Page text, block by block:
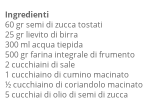
Ingredienti
60 gr semi di zucca tostati
25 gr lievito di birra
300 ml acqua tiepida
500 gr farina integrale di frumento
2 cucchiaini di sale
1 cucchiaino di cumino macinato
½ cucchiaino di coriandolo macinato
5 cucchiai di olio di semi di zucca